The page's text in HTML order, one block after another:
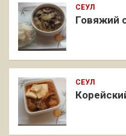
СЕУЛ
Говяжий
СЕУЛ